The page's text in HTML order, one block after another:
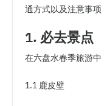
通方式以及注意事项
1. 必去景点
在六盘水春季旅游中
1.1 鹿皮壁